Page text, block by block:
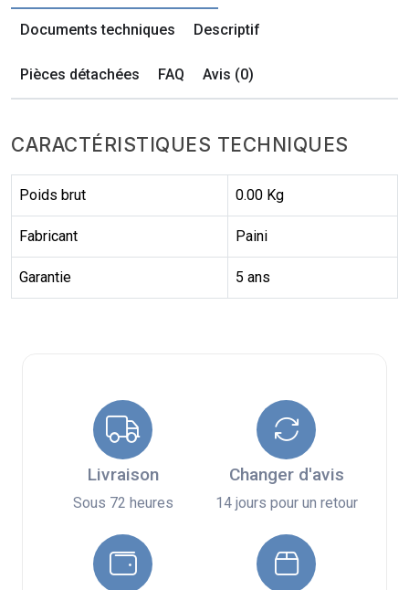
Documents techniques Descriptif
Pièces détachées FAQ Avis (0)
CARACTÉRISTIQUES TECHNIQUES
Poids brut 0.00 Kg
Fabricant Paini
Garantie 5 ans
Livraison
Sous 72 heures
Changer d'avis
14 jours pour un retour